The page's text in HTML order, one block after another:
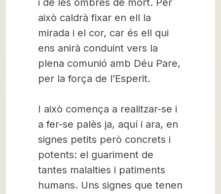
i de les ombres de mort. Per
això caldrà fixar en ell la
mirada i el cor, car és ell qui
ens anirà conduint vers la
plena comunió amb Déu Pare,
per la força de l’Esperit.
I això comença a realitzar-se i
a fer-se palès ja, aquí i ara, en
signes petits però concrets i
potents: el guariment de
tantes malalties i patiments
humans. Uns signes que tenen